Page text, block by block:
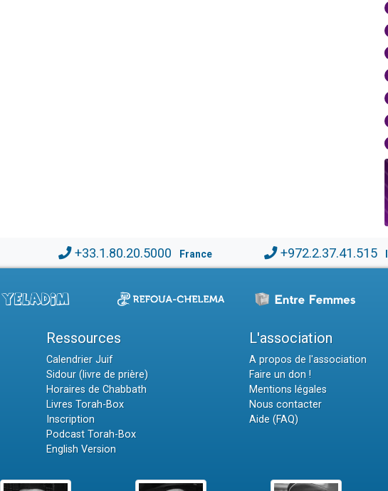
+33.1.80.20.5000 France +972.2.37.41.515
Ressources
Calendrier Juif
Sidour (livre de prière)
Horaires de Chabbath
Livres Torah-Box
Inscription
Podcast Torah-Box
English Version
L'association
A propos de l'association
Faire un don !
Mentions légales
Nous contacter
Aide (FAQ)